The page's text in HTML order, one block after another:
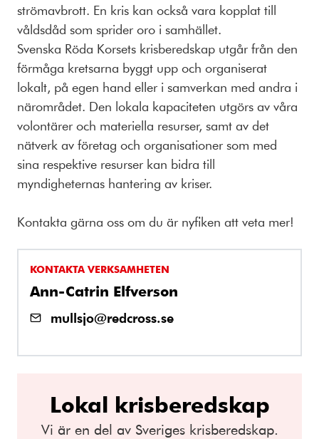
strömavbrott. En kris kan också vara kopplat till
våldsdåd som sprider oro i samhället.
Svenska Röda Korsets krisberedskap utgår från den
förmåga kretsarna byggt upp och organiserat
lokalt, på egen hand eller i samverkan med andra i
närområdet. Den lokala kapaciteten utgörs av våra
volontärer och materiella resurser, samt av det
nätverk av företag och organisationer som med
sina respektive resurser kan bidra till
myndigheternas hantering av kriser.
Kontakta gärna oss om du är nyfiken att veta mer!
KONTAKTA VERKSAMHETEN
Ann-Catrin Elfverson
mullsjo@redcross.se
Lokal krisberedskap
Vi är en del av Sveriges krisberedskap.